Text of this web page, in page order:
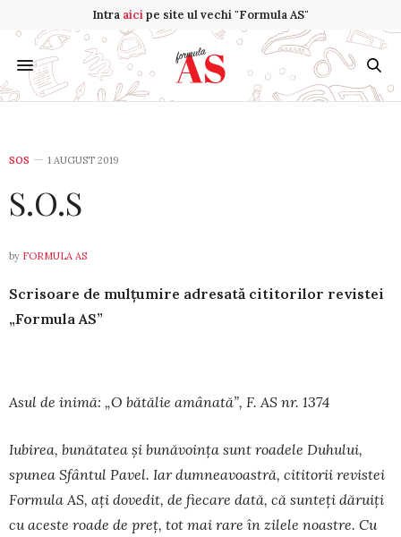
Intra aicipe site ul vechi "Formula AS"
SOS 1 AUGUST 2019
S.O.S
by FORMULA AS
Scrisoare de mulțumire adresată cititorilor revistei
„Formula AS”
Asul de inimă: „O bătălie amânată”, F. AS nr. 1374
Iubirea, bunătatea și bunăvoința sunt roadele Duhului,
spunea Sfântul Pavel. Iar dum­nea­voas­tră, cititorii revistei
Formula AS, ați dovedit, de fie­care dată, că sunteți dăruiți
cu aceste roade de preț, tot mai rare în zilele noastre. Cu